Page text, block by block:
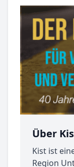
Über
Kist ist
Region